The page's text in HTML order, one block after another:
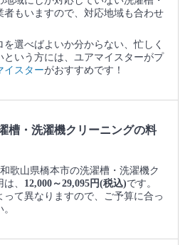
者もいますので、対応地域も合わせ
選べばよいか分からない、忙しく
という方には、ユアマイスターがプ
イスターがおすすめです！
槽・洗濯機クリーニングの料
歌山県橋本市の洗濯槽・洗濯機ク
、 12,000～29,095円(税込)です。
て異なりますので、ご予算に合っ